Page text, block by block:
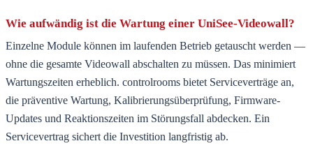
Wie aufwändig ist die Wartung einer UniSee-Videowall?
Einzelne Module können im laufenden Betrieb getauscht werden —
ohne die gesamte Videowall abschalten zu müssen. Das minimiert
Wartungszeiten erheblich. controlrooms bietet Serviceverträge an,
die präventive Wartung, Kalibrierungsüberprüfung, Firmware-
Updates und Reaktionszeiten im Störungsfall abdecken. Ein
Servicevertrag sichert die Investition langfristig ab.